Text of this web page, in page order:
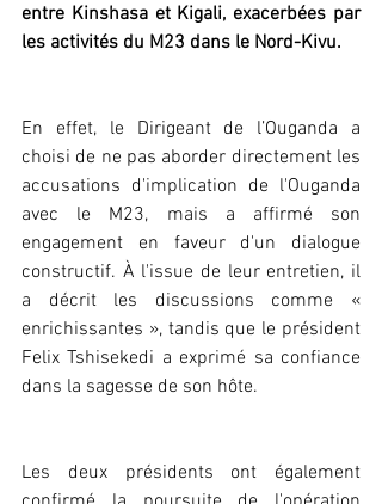
entre Kinshasa et Kigali, exacerbées par
les activités du M23 dans le Nord-Kivu.
En effet, le Dirigeant de l’Ouganda a
choisi de ne pas aborder directement les
accusations d'implication de l'Ouganda
avec le M23, mais a affirmé son
engagement en faveur d'un dialogue
constructif. À l'issue de leur entretien, il
a décrit les discussions comme «
enrichissantes », tandis que le président
Felix Tshisekedi a exprimé sa confiance
dans la sagesse de son hôte.
Les deux présidents ont également